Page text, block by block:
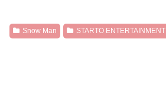
Snow Man STARTO ENTERTAINMENT